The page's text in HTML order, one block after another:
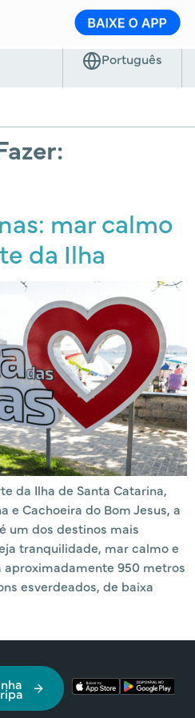
mar calmo
da Ilha
da Ilha de Santa Catarina,
e Cachoeira do Bom Jesus, a
um dos destinos mais
tranquilidade, mar calmo e
aproximadamente 950 metros
esverdeados, de baixa